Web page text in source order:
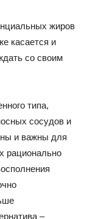
жиров
касается и
со своим
типа,
сосудов и
и важны для
рационально
–